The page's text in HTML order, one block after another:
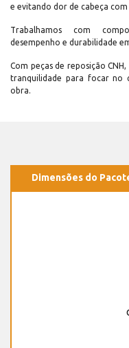
e evitando dor de cabeça com
Trabalhamos com
desempenho e durabilidade
Com peças de reposição
tranquilidade para focar no
obra.
Dimensões do